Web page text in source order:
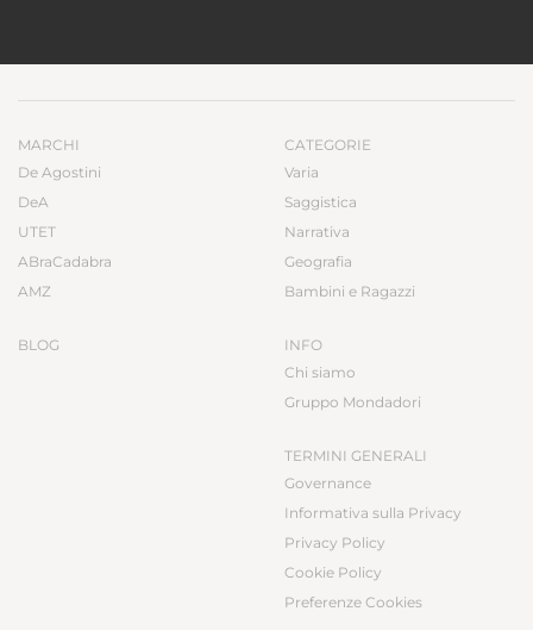
MARCHI
De Agostini
DeA
UTET
ABraCadabra
AMZ
BLOG
CATEGORIE
Varia
Saggistica
Narrativa
Geografia
Bambini e Ragazzi
INFO
Chi siamo
Gruppo Mondadori
TERMINI GENERALI
Governance
Informativa sulla Privacy
Privacy Policy
Cookie Policy
Preferenze Cookies